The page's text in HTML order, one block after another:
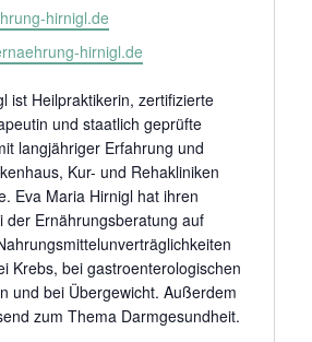
hirnigl.de
hirnigl.de
ist Heilpraktikerin, zertifizierte
und staatlich geprüfte
langjähriger Erfahrung und
Kur- und Rehakliniken
Eva Maria Hirnigl hat ihren
der Ernährungsberatung auf
Krebs, bei gastroenterologischen
und bei Übergewicht. Außerdem
zum Thema Darmgesundheit.